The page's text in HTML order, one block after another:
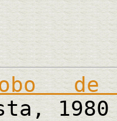
de
1980